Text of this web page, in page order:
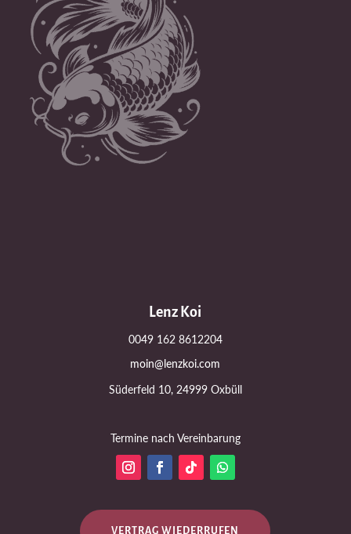
Lenz Koi
0049 162 8612204
moin@lenzkoi.com
Süderfeld 10, 24999 Oxbüll
Termine nach Vereinbarung
VERTRAG WIEDERRUFEN